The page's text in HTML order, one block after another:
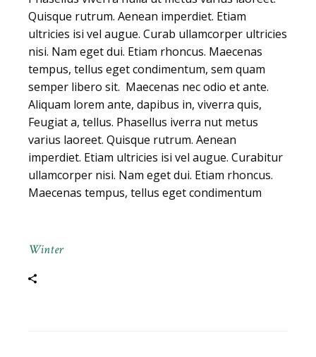
Quisque rutrum. Aenean imperdiet. Etiam
ultricies isi vel augue. Curab ullamcorper ultricies
nisi. Nam eget dui. Etiam rhoncus. Maecenas
tempus, tellus eget condimentum, sem quam
semper libero sit. Maecenas nec odio et ante.
Aliquam lorem ante, dapibus in, viverra quis,
Feugiat a, tellus. Phasellus iverra nut metus
varius laoreet. Quisque rutrum. Aenean
imperdiet. Etiam ultricies isi vel augue. Curabitur
ullamcorper nisi. Nam eget dui. Etiam rhoncus.
Maecenas tempus, tellus eget condimentum
Winter